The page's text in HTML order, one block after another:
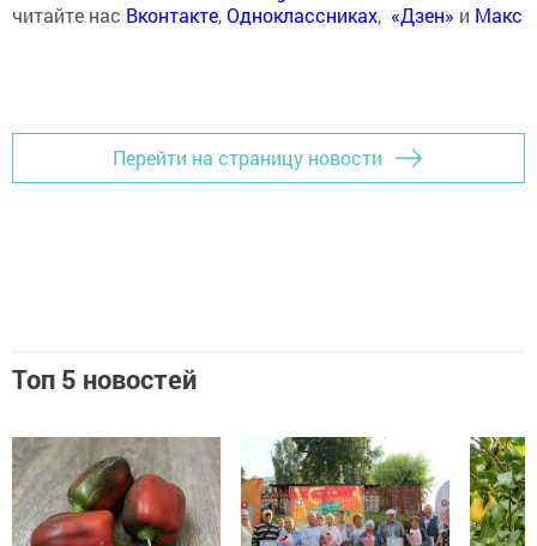
читайте нас Вконтакте,Одноклассниках, «Дзен» и Макс
Перейти на страницу новости
Топ 5 новостей